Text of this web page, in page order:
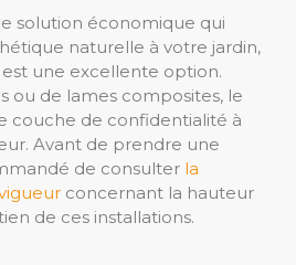
solution économique qui
naturelle à votre jardin,
une excellente option.
ou de lames composites, le
couche de confidentialité à
Avant de prendre une
de consulter la
concernant la hauteur
de ces installations.